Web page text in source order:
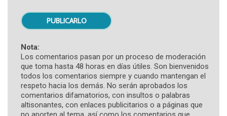
Nota:
Los comentarios pasan por un proceso de moderación
que toma hasta 48 horas en días útiles. Son bienvenidos
todos los comentarios siempre y cuando mantengan el
respeto hacia los demás. No serán aprobados los
comentarios difamatorios, con insultos o palabras
altisonantes, con enlaces publicitarios o a páginas que